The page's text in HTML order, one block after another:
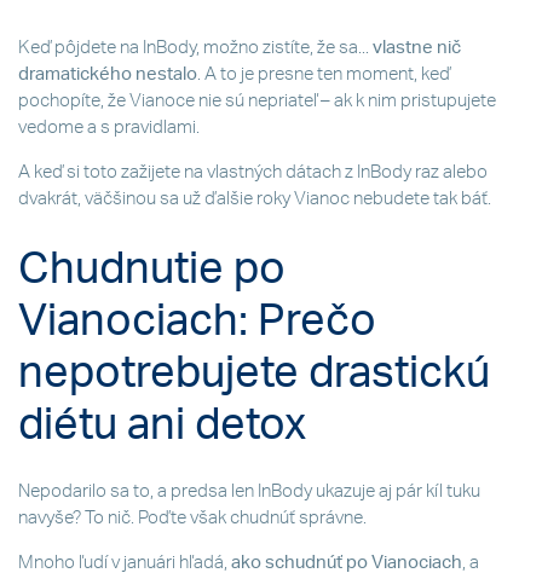
Keď pôjdete na InBody, možno zistíte, že sa... vlastne nič
dramatického nestalo. A to je presne ten moment, keď
pochopíte, že Vianoce nie sú nepriateľ – ak k nim pristupujete
vedome a s pravidlami.
A keď si toto zažijete na vlastných dátach z InBody raz alebo
dvakrát, väčšinou sa už ďalšie roky Vianoc nebudete tak báť.
Chudnutie po
Vianociach: Prečo
nepotrebujete drastickú
diétu ani detox
Nepodarilo sa to, a predsa len InBody ukazuje aj pár kíl tuku
navyše? To nič. Poďte však chudnúť správne.
Mnoho ľudí v januári hľadá, ako schudnúť po Vianociach , a